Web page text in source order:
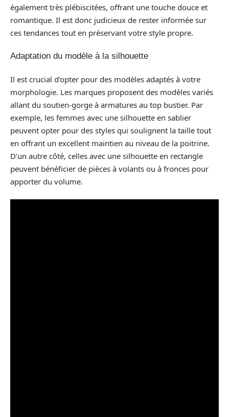
également très plébiscitées, offrant une touche douce et
romantique. Il est donc judicieux de rester informée sur
ces tendances tout en préservant votre style propre.
Adaptation du modèle à la silhouette
Il est crucial d’opter pour des modèles adaptés à votre
morphologie. Les marques proposent des modèles variés
allant du soutien-gorge à armatures au top bustier. Par
exemple, les femmes avec une silhouette en sablier
peuvent opter pour des styles qui soulignent la taille tout
en offrant un excellent maintien au niveau de la poitrine.
D’un autre côté, celles avec une silhouette en rectangle
peuvent bénéficier de pièces à volants ou à fronces pour
apporter du volume.